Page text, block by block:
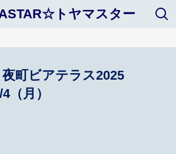
トヤマスター
町ビアテラス2025
（月）